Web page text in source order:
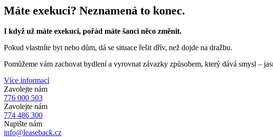
Máte exekuci? Neznamená to konec.
I když už máte exekuci, pořád máte šanci něco změnit.
Pokud vlastníte byt nebo dům, dá se situace řešit dřív, než dojde na dražbu.
Pomůžeme vám zachovat bydlení a vyrovnat závazky způsobem, který dává smysl –
Více informací
Zavolejte nám
776 000 503
Zavolejte nám
774 486 300
Napište nám
info@leaseback.cz